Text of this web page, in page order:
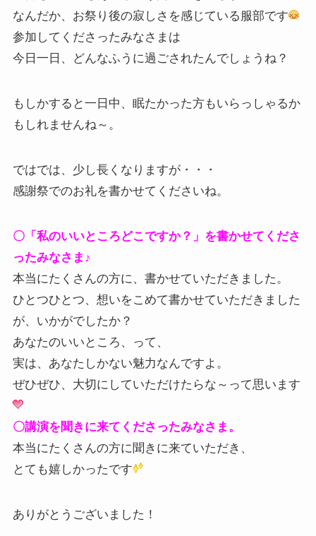
なんだか、お祭り後の寂しさを感じている服部です
参加してくださったみなさまは
今日一日、どんなふうに過ごされたんでしょうね？
もしかすると一日中、眠たかった方もいらっしゃるか
もしれませんね～。
ではでは、少し長くなりますが・・・
感謝祭でのお礼を書かせてくださいね。
〇「私のいいところどこですか？」を書かせてくださ
ったみなさま♪
本当にたくさんの方に、書かせていただきました。
ひとつひとつ、想いをこめて書かせていただきました
が、いかがでしたか？
あなたのいいところ、って、
実は、あなたしかない魅力なんですよ。
ぜひぜひ、大切にしていただけたらな～って思います
〇講演を聞きに来てくださったみなさま。
本当にたくさんの方に聞きに来ていただき、
とても嬉しかったです
ありがとうございました！